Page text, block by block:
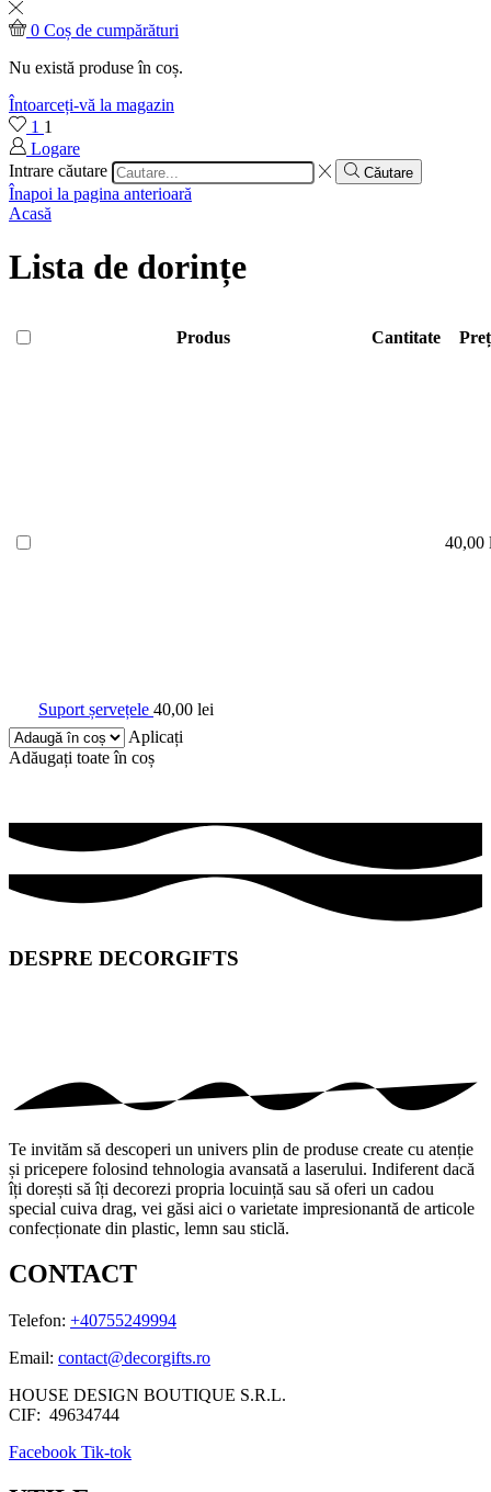
0 Coș de cumpărături
Nu există produse în coș.
Întoarceți-vă la magazin
1 1
Logare
Intrare căutare
Căutare
Înapoi la pagina anterioară
Acasă
Lista de dorințe
Produs Cantitate Preț
Suport șervețele 40,00 lei
40,00
Aplicați
Adăugați toate în coș
DESPRE DECORGIFTS
Te invităm să descoperi un univers plin de produse create cu atenție
și pricepere folosind tehnologia avansată a laserului. Indiferent dacă
îți dorești să îți decorezi propria locuință sau să oferi un cadou
special cuiva drag, vei găsi aici o varietate impresionantă de articole
confecționate din plastic, lemn sau sticlă.
CONTACT
Telefon: +40755249994
Email: contact@decorgifts.ro
HOUSE DESIGN BOUTIQUE S.R.L.
CIF: 49634744
Facebook Tik-tok